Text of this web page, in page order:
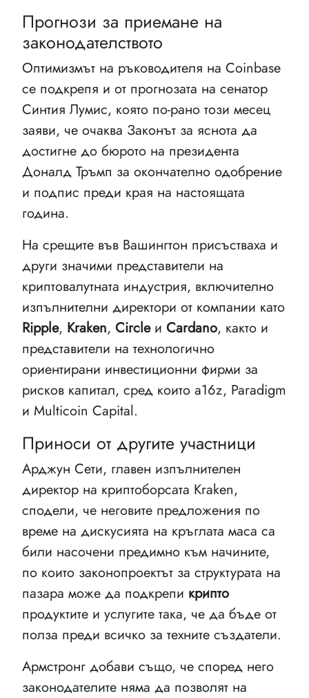
Прогнози за приемане на
законодателството
Оптимизмът на ръководителя на Coinbase
се подкрепя и от прогнозата на сенатор
Синтия Лумис, която по-рано този месец
заяви, че очаква Законът за яснота да
достигне до бюрото на президента
Доналд Тръмп за окончателно одобрение
и подпис преди края на настоящата
година.
На срещите във Вашингтон присъстваха и
други значими представители на
криптовалутната индустрия, включително
изпълнителни директори от компании като
Ripple, Kraken, Circleи Cardano, както и
представители на технологично
ориентирани инвестиционни фирми за
рисков капитал, сред които a16z, Paradigm
и Multicoin Capital.
Приноси от другите участници
Арджун Сети, главен изпълнителен
директор на криптоборсата Kraken,
сподели, че неговите предложения по
време на дискусията на кръглата маса са
били насочени предимно към начините,
по които законопроектът за структурата на
пазара може да подкрепи крипто
продуктите и услугите така, че да бъде от
полза преди всичко за техните създатели.
Армстронг добави също, че според него
законодателите няма да позволят на